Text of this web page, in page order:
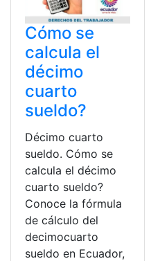
Cómo se
calcula el
décimo
cuarto
sueldo?
Décimo cuarto
sueldo. Cómo se
calcula el décimo
cuarto sueldo?
Conoce la fórmula
de cálculo del
decimocuarto
sueldo en Ecuador,